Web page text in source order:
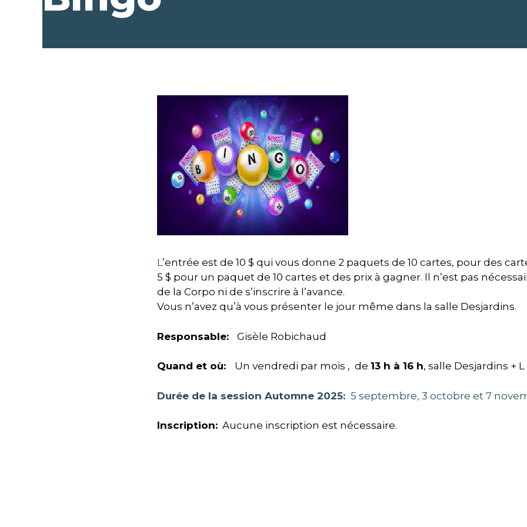
L’entrée est de 10 $ qui vous donne 2 paquets de 10 cartes, pour des
5 $ pour un paquet de 10 cartes et des prix à gagner. Il n’est pas
de la Corpo ni de s’inscrire à l’avance.
Vous n’avez qu’à vous présenter le jour même dans la salle Desjardins.
Responsable: Gisèle Robichaud
Quand et où: Un vendredi par mois , de 13 h à 16 h, salle Desjardins + L
Durée de la session Automne 2025: 5 septembre, 3 octobre et 7
Inscription: Aucune inscription est nécessaire.